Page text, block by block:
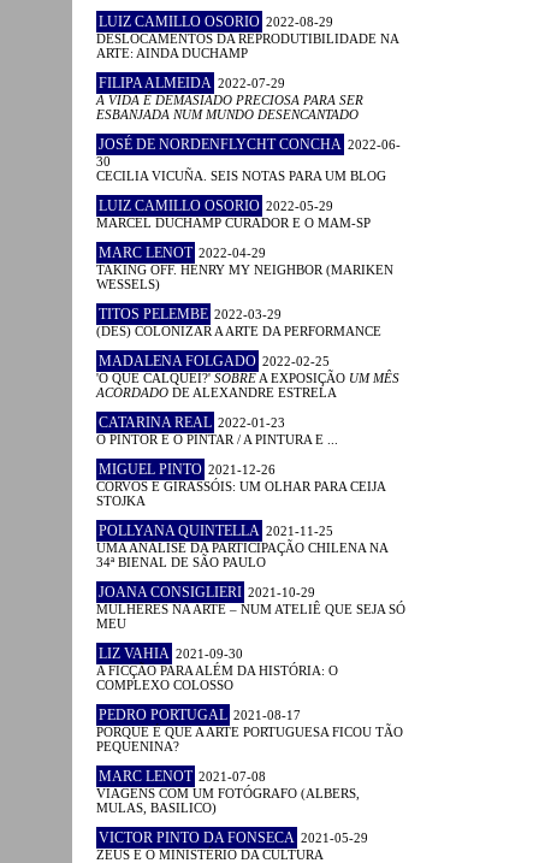
LUIZ CAMILLO OSORIO 2022-08-29
DESLOCAMENTOS DA REPRODUTIBILIDADE NA
ARTE: AINDA DUCHAMP
FILIPA ALMEIDA 2022-07-29
A VIDA É DEMASIADO PRECIOSA PARA SER
ESBANJADA NUM MUNDO DESENCANTADO
JOSÉ DE NORDENFLYCHT CONCHA 2022-06-
30
CECILIA VICUÑA. SEIS NOTAS PARA UM BLOG
LUIZ CAMILLO OSORIO 2022-05-29
MARCEL DUCHAMP CURADOR E O MAM-SP
MARC LENOT 2022-04-29
TAKING OFF. HENRY MY NEIGHBOR (MARIKEN
WESSELS)
TITOS PELEMBE 2022-03-29
(DES) COLONIZAR A ARTE DA PERFORMANCE
MADALENA FOLGADO 2022-02-25
'O QUE CALQUEI?' SOBRE A EXPOSIÇÃO UM MÊS
ACORDADO DE ALEXANDRE ESTRELA
CATARINA REAL 2022-01-23
O PINTOR E O PINTAR / A PINTURA E ...
MIGUEL PINTO 2021-12-26
CORVOS E GIRASSÓIS: UM OLHAR PARA CEIJA
STOJKA
POLLYANA QUINTELLA 2021-11-25
UMA ANÁLISE DA PARTICIPAÇÃO CHILENA NA
34ª BIENAL DE SÃO PAULO
JOANA CONSIGLIERI 2021-10-29
MULHERES NA ARTE – NUM ATELIÊ QUE SEJA SÓ
MEU
LIZ VAHIA 2021-09-30
A FICÇÃO PARA ALÉM DA HISTÓRIA: O
COMPLEXO COLOSSO
PEDRO PORTUGAL 2021-08-17
PORQUE É QUE A ARTE PORTUGUESA FICOU TÃO
PEQUENINA?
MARC LENOT 2021-07-08
VIAGENS COM UM FOTÓGRAFO (ALBERS,
MULAS, BASILICO)
VICTOR PINTO DA FONSECA 2021-05-29
ZEUS E O MINISTÉRIO DA CULTURA